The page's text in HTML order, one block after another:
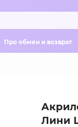
Про обмен и возврат
Лини